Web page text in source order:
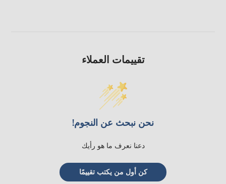
تقييمات العملاء
نحن نبحث عن النجوم!
دعنا نعرف ما هو رأيك
كن أول من يكتب تقييمًا